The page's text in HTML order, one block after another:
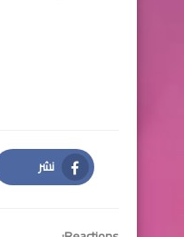
نشر
Facebook